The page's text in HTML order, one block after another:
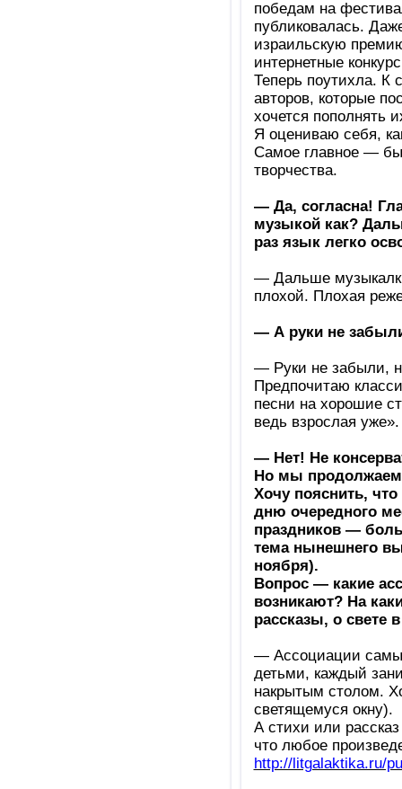
победам на
публиковалась.
израильскую
интернетные
Теперь поутихла. К
авторов, которые
хочется пополнять
Я оцениваю себя,
Самое главное —
творчества.
— Да, согласна!
музыкой как?
раз язык легко
— Дальше
плохой. Плохая
— А руки не
— Руки не забыли,
Предпочитаю
песни на хорошие
ведь взрослая
— Нет! Не
Но мы
Хочу пояснить,
дню очередного
праздников —
тема нынешнего
ноября).
Вопрос — какие
возникают? На
рассказы, о свете
— Ассоциации
детьми, каждый
накрытым столом.
светящемуся окну).
А стихи или
что любое
http://litgalaktika.ru/